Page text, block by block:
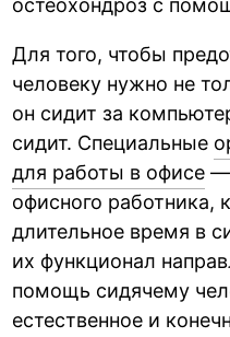
остеохондроз с
Для того, чтобы
человеку нужно не
он сидит за
сидит. Специальные
для работы в офисе —
офисного работника,
длительное время в
их функционал
помощь сидячему
естественное и